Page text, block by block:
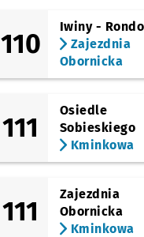
110
Iwiny - Rondo
Zajezdnia
Obornicka
111
Osiedle
Sobieskiego
Kminkowa
111
Zajezdnia
Obornicka
Kminkowa